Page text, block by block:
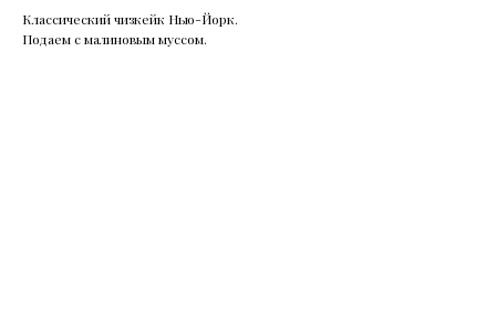
Классический чизкейк Нью-Йорк.
Подаем с малиновым муссом.